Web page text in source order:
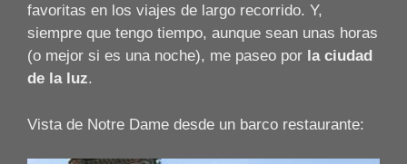
favoritas en los viajes de largo recorrido. Y,
siempre que tengo tiempo, aunque sean unas horas
(o mejor si es una noche), me paseo por la ciudad
de la luz.
Vista de Notre Dame desde un barco restaurante: